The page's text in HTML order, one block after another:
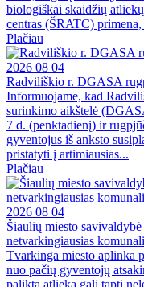
biologiškai skaidžių
centras (ŠRATC) primena,
Plačiau
2026 08 04
Radviliškio r. DGASA
Informuojame, kad
surinkimo aikštelė
7 d. (penktadienį) ir
gyventojus iš anksto
pristatyti į artimiausias...
Plačiau
2026 08 04
Šiaulių miesto
netvarkingiausias
Tvarkinga miesto aplinka
nuo pačių gyventojų
palikta atlieka gali tapti